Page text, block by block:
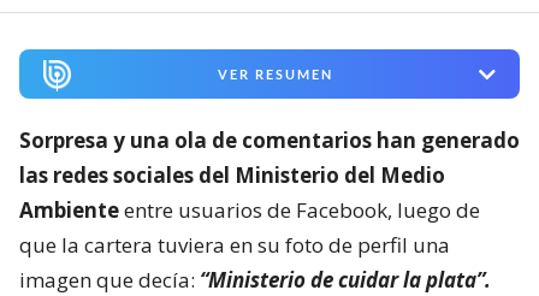
VER RESUMEN
Sorpresa y una ola de comentarios han generado
las redes sociales del Ministerio del Medio
Ambienteentre usuarios de Facebook, luego de
que la cartera tuviera en su foto de perfil una
imagen que decía: “Ministerio de cuidar la plata”.